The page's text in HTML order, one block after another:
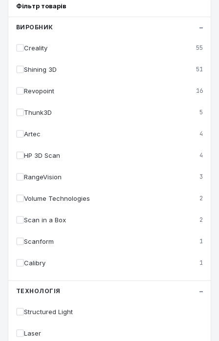
Фільтр товарів
ВИРОБНИК
Creality 55
Shining 3D 51
Revopoint 16
Thunk3D 5
Artec 4
HP 3D Scan 4
RangeVision 3
Volume Technologies 2
Scan in a Box 2
Scanform 1
Calibry 1
ТЕХНОЛОГІЯ
Structured Light
Laser